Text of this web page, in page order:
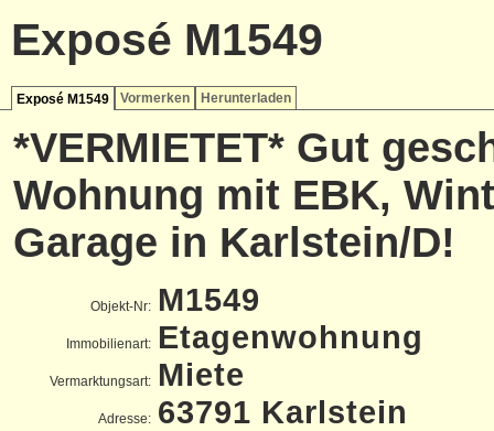
Exposé M1549
Exposé M1549 Vormerken Herunterladen
*VERMIETET* Gut
Wohnung mit EBK,
Garage in Karlstein/D!
Objekt-Nr: M1549
Immobilienart: Etagenwohnung
Vermarktungsart: Miete
Adresse: 63791 Karlstein